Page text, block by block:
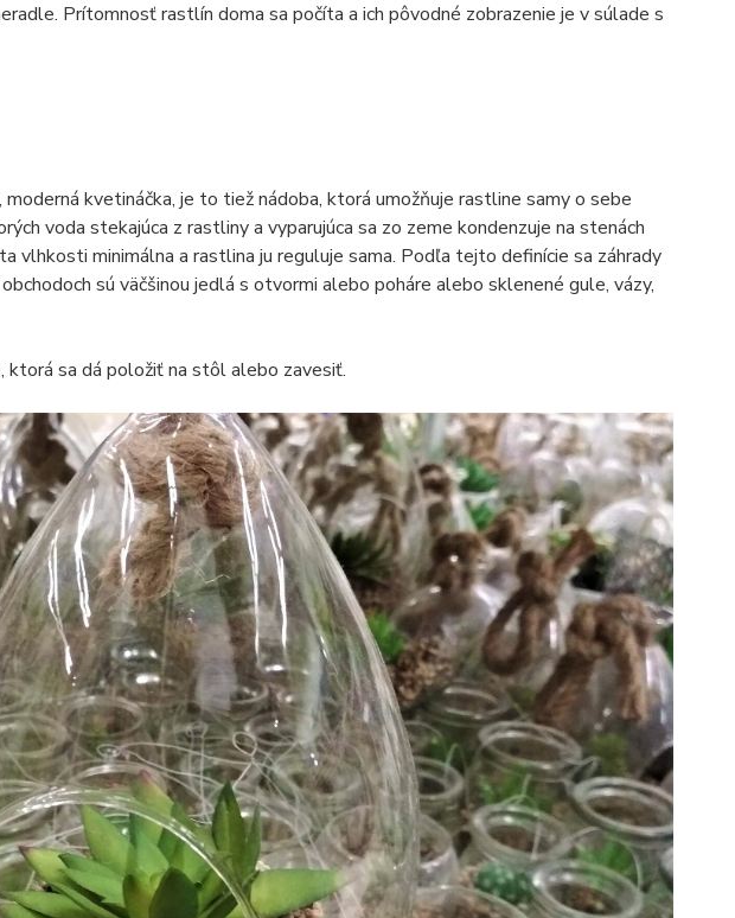
Prítomnosť rastlín doma sa počíta a ich pôvodné zobrazenie je v súlade s
kvetináčka, je to tiež nádoba, ktorá umožňuje rastline samy o sebe
voda stekajúca z rastliny a vyparujúca sa zo zeme kondenzuje na stenách
vlhkosti minimálna a rastlina ju reguluje sama. Podľa tejto definície sa záhrady
sú väčšinou jedlá s otvormi alebo poháre alebo sklenené gule, vázy,
sa dá položiť na stôl alebo zavesiť.